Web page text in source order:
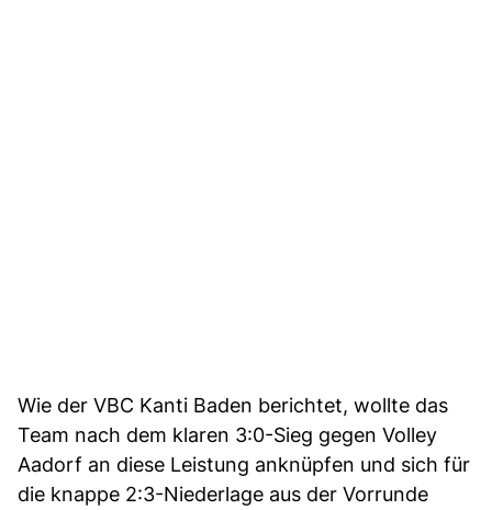
Wie der VBC Kanti Baden berichtet, wollte das
Team nach dem klaren 3:0-Sieg gegen Volley
Aadorf an diese Leistung anknüpfen und sich für
die knappe 2:3-Niederlage aus der Vorrunde